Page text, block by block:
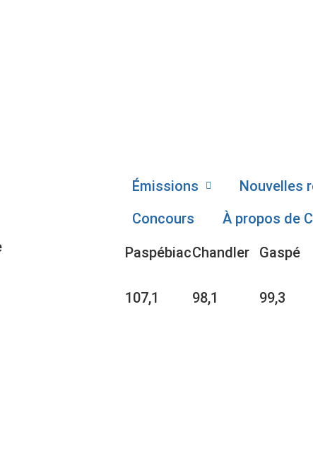
Émissions
Nouvelles
Concours
À propos de
Paspébiac
107,1
Chandler
98,1
Gaspé
99,3